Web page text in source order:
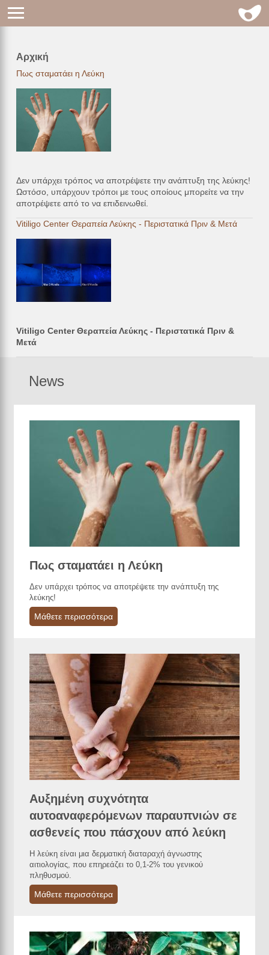
Breadcrumb
Αρχική
Πως σταματάει η Λεύκη
Δεν υπάρχει τρόπος να αποτρέψετε την ανάπτυξη της λεύκης!
Ωστόσο, υπάρχουν τρόποι με τους οποίους μπορείτε να την
αποτρέψετε από το να επιδεινωθεί.
Vitiligo Center Θεραπεία Λεύκης - Περιστατικά Πριν & Μετά
Vitiligo Center Θεραπεία Λεύκης - Περιστατικά Πριν &
Μετά
News
Πως σταματάει η Λεύκη
Δεν υπάρχει τρόπος να αποτρέψετε την ανάπτυξη της
λεύκης!
Μάθετε περισσότερα
Αυξημένη συχνότητα
αυτοαναφερόμενων παραυπνιών σε
ασθενείς που πάσχουν από λεύκη
Η λεύκη είναι μια δερματική διαταραχή άγνωστης
αιτιολογίας, που επηρεάζει το 0,1-2% του γενικού
πληθυσμού.
Μάθετε περισσότερα